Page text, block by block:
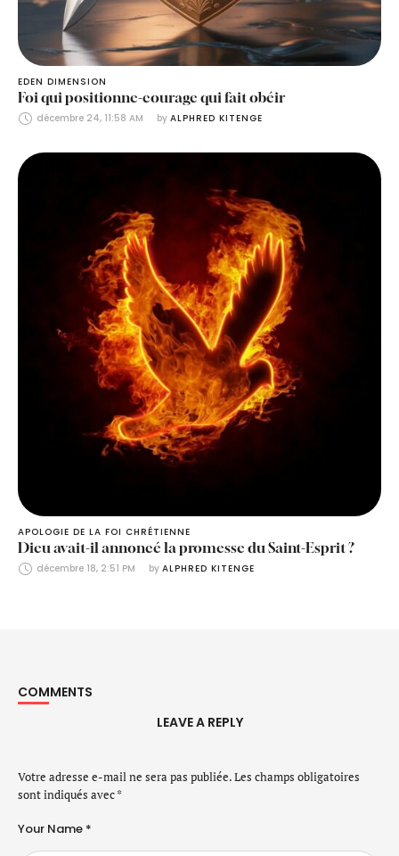
EDEN DIMENSION
Foi qui positionne-courage qui fait obéir
décembre 24, 11:58 AM by ALPHRED KITENGE
APOLOGIE DE LA FOI CHRÉTIENNE
Dieu avait-il annoncé la promesse du Saint-Esprit ?
décembre 18, 2:51 PM by ALPHRED KITENGE
COMMENTS
LEAVE A REPLY
Votre adresse e-mail ne sera pas publiée.Les champs obligatoires
sont indiqués avec*
Your Name *